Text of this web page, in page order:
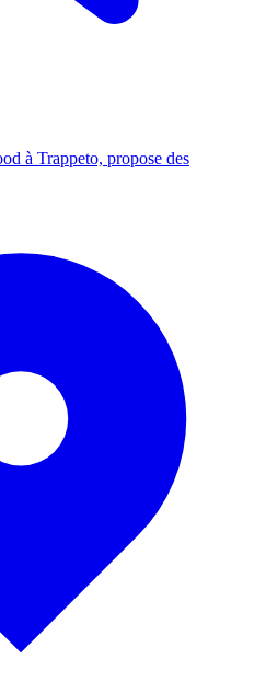
à Trappeto, propose des